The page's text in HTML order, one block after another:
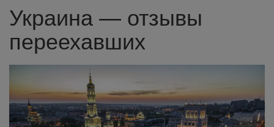
Украина — отзывы
переехавших